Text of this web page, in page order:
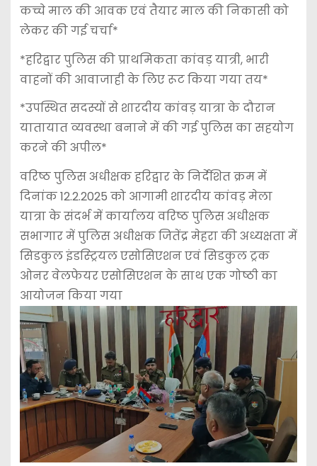
कच्चे माल की आवक एवं तैयार माल की निकासी को
लेकर की गई चर्चा*
*हरिद्वार पुलिस की प्राथमिकता कांवड़ यात्री, भारी
वाहनों की आवाजाही के लिए रूट किया गया तय*
*उपस्थित सदस्यों से शारदीय कांवड़ यात्रा के दौरान
यातायात व्यवस्था बनाने में की गई पुलिस का सहयोग
करने की अपील*
वरिष्ठ पुलिस अधीक्षक हरिद्वार के निर्देशित क्रम में
दिनांक 12.2.2025 को आगामी शारदीय कांवड़ मेला
यात्रा के संदर्भ में कार्यालय वरिष्ठ पुलिस अधीक्षक
सभागार में पुलिस अधीक्षक जितेंद्र मेहरा की अध्यक्षता में
सिडकुल इंडस्ट्रियल एसोसिएशन एवं सिडकुल ट्रक
ओनर वेलफेयर एसोसिएशन के साथ एक गोष्ठी का
आयोजन किया गया